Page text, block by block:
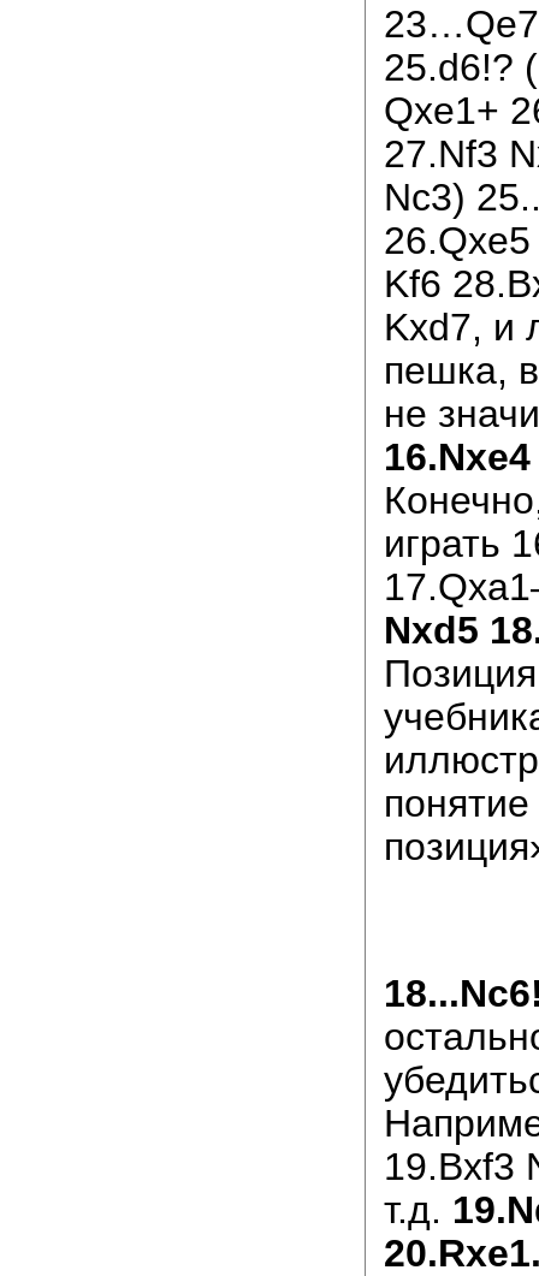
25.d6!?
Qxe1+
27.Nf3
Nc3)
Kf6
Kxd7, и
пешка,
не
играть
Nxd5
19.Bxf3
т.д.